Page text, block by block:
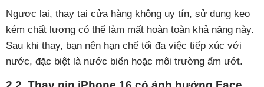
Ngược lại, thay tại cửa hàng không uy tín, sử dụng keo
kém chất lượng có thể làm mất hoàn toàn khả năng này.
Sau khi thay, bạn nên hạn chế tối đa việc tiếp xúc với
nước, đặc biệt là nước biển hoặc môi trường ẩm ướt.